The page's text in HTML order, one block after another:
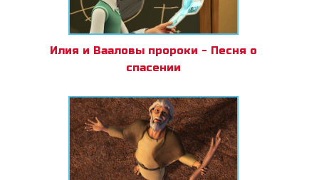
Илия и Вааловы пророки - Песня о
спасении